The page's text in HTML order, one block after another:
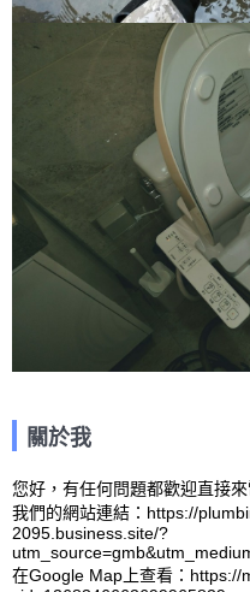
關於我
您好，有任何問題都歡迎直接來
我們的網站連結：https://
2095.business.site/?
在Google Map上查看：https://